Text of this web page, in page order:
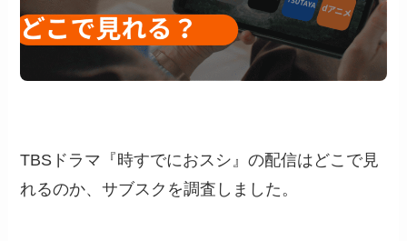
TBSドラマ『時すでにおスシ』の配信はどこで見
れるのか、サブスクを調査しました。